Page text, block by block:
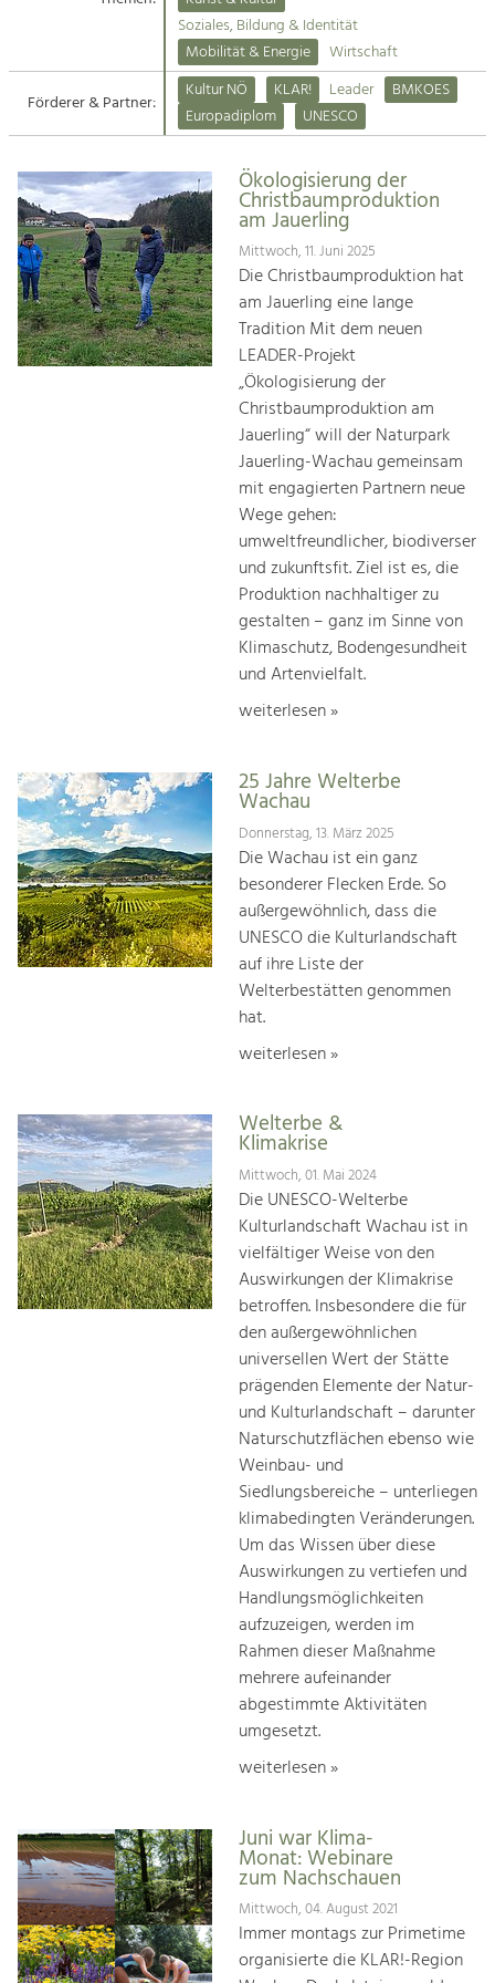
Suche
Impressum
Kontakt
Angebotsentwicklung und
Handwerk, Wissenschaft und Forschung.
Soziales, Bildung &
Identität
Gleichberechtigung, Jugend und
Integration
Mobilität & Energie
Klimawandel, öffentlicher Verkehr und
Steigerung regionaler Wertschöpfung
Soziales, Bildung & Identität
Mobilität & Energie
Wirtschaft
Förderer & Partner:
Kultur NÖ KLAR! Leader
BMKOES
Europadiplom
UNESCO
Ökologisierung der
Christbaumproduktion
am Jauerling
Mittwoch, 11. Juni 2025
Die Christbaumproduktion hat
am Jauerling eine lange
Tradition Mit dem neuen
LEADER-Projekt
„Ökologisierung der
Christbaumproduktion am
Jauerling“ will der Naturpark
Jauerling-Wachau gemeinsam
mit engagierten Partnern neue
Wege gehen:
umweltfreundlicher, biodiverser
und zukunftsfit. Ziel ist es, die
Produktion nachhaltiger zu
gestalten – ganz im Sinne von
Klimaschutz, Bodengesundheit
und Artenvielfalt.
weiterlesen »
25 Jahre Welterbe
Wachau
Donnerstag, 13. März 2025
Die Wachau ist ein ganz
besonderer Flecken Erde. So
außergewöhnlich, dass die
UNESCO die Kulturlandschaft
auf ihre Liste der
Welterbestätten genommen
hat.
weiterlesen »
Welterbe &
Klimakrise
Mittwoch, 01. Mai 2024
Die UNESCO-Welterbe
Kulturlandschaft Wachau ist in
vielfältiger Weise von den
Auswirkungen der Klimakrise
betroffen. Insbesondere die für
den außergewöhnlichen
universellen Wert der Stätte
prägenden Elemente der Natur-
und Kulturlandschaft – darunter
Naturschutzflächen ebenso wie
Weinbau- und
Siedlungsbereiche – unterliegen
klimabedingten Veränderungen.
Um das Wissen über diese
Auswirkungen zu vertiefen und
Handlungsmöglichkeiten
aufzuzeigen, werden im
Rahmen dieser Maßnahme
mehrere aufeinander
abgestimmte Aktivitäten
umgesetzt.
weiterlesen »
Juni war Klima-
Monat: Webinare
zum Nachschauen
Mittwoch, 04. August 2021
Immer montags zur Primetime
organisierte die KLAR!-Region